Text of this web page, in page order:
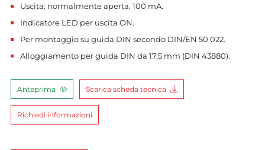
Uscita: normalmente aperta, 100 mA.
Indicatore LED per uscita ON.
Per montaggio su guida DIN secondo DIN/EN 50 022.
Alloggiamento per guida DIN da 17,5 mm (DIN 43880).
Anteprima Scarica scheda tecnica
Richiedi informazioni